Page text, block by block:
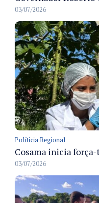
03/07/2026
Políticia Regional
03/07/2026